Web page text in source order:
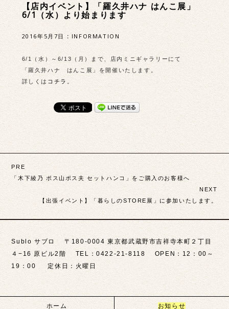
【店内イベント】「羅久井ハナ はんこ展」
6/1（水）より始まります
2016年5月7日:INFORMATION
6/1（水）～6/13（月）まで、店内ミニギャラリーにて
「羅久井ハナ はんこ展」を開催いたします。
詳しくは コチラ 。
投
稿
ナ
ビ
ゲ
ー
シ
ョ
ン
PRE
「木下綾乃 ポス山ポス夫 セットハンコ」をご購入のお客様へ
NEXT
【出張イベント】「暮らしのSTORE展」に参加いたします。
Sublo サブロ 〒180-0004 東京都武蔵野市吉祥寺本町２丁目
４−16 原ビル2階 TEL：0422-21-8118 OPEN：12：00～
19：00 定休日：火曜日
ホーム お知らせ